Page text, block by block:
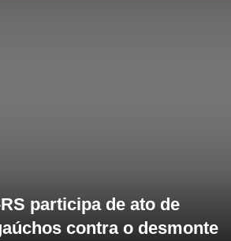
participa de ato de
contra o desmonte